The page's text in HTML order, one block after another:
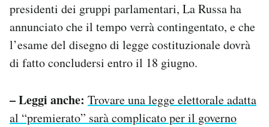
presidenti dei gruppi parlamentari, La Russa ha
annunciato che il tempo verrà contingentato, e che
l’esame del disegno di legge costituzionale dovrà
di fatto concludersi entro il 18 giugno.
– Leggi anche: Trovare una legge elettorale adatta
al “premierato” sarà complicato per il governo